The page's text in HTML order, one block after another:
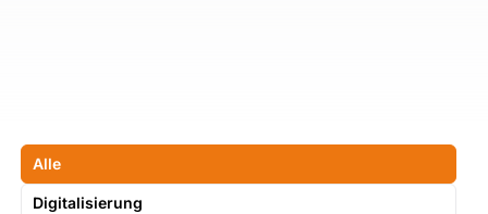
Alle
Digitalisierung